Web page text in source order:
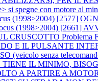
spegne con motore al
(1998>2004) [2577]
(1998>2004) [2661]
CRUSCOTTO Problema
E IL PULSANTE
(veicolo senza
IL MINIMO,
A PARTIRE A